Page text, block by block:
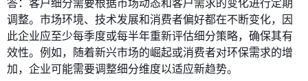
调整。市场环境、技术发展和消费者偏好都在不断变化，因
此企业应至少每季度或每半年重新评估细分策略，确保其有
效性。例如，随着新兴市场的崛起或消费者对环保需求的增
加，企业可能需要调整细分维度以适应新趋势。